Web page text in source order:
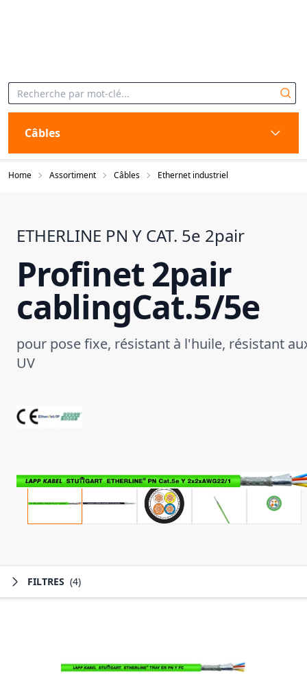
Câbles
Home Assortiment Câbles Ethernet industriel
ETHERLINE PN Y CAT. 5e 2pair
Profinet 2pair
cablingCat.5/5e
pour pose fixe, résistant à l'huile, résistant
UV
FILTRES (4)